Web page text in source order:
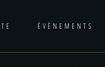
ÉVÈNEMENTS